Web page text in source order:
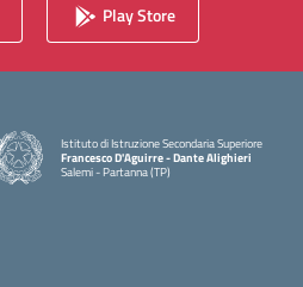
Play Store
Istituto di Istruzione Secondaria Superiore
Francesco D'Aguirre - Dante Alighieri
Salemi - Partanna (TP)